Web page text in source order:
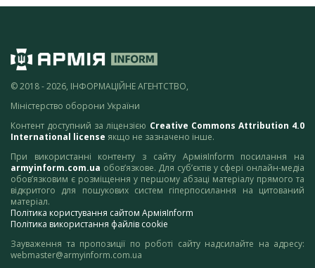
© 2018 - 2026, ІНФОРМАЦІЙНЕ АГЕНТСТВО,
Міністерство оборони України
Контент доступний за ліцензією Creative Commons Attribution 4.0
International license якщо не зазначено інше.
При використанні контенту з сайту АрміяInform посилання на
armyinform.com.ua обов’язкове. Для суб’єктів у сфері онлайн-медіа
обов’язковим є розміщення у першому абзаці матеріалу прямого та
відкритого для пошукових систем гіперпосилання на цитований
матеріал.
Політика користування сайтом АрміяInform
Політика використання файлів cookie
Зауваження та пропозиції по роботі сайту надсилайте на адресу:
webmaster@armyinform.com.ua